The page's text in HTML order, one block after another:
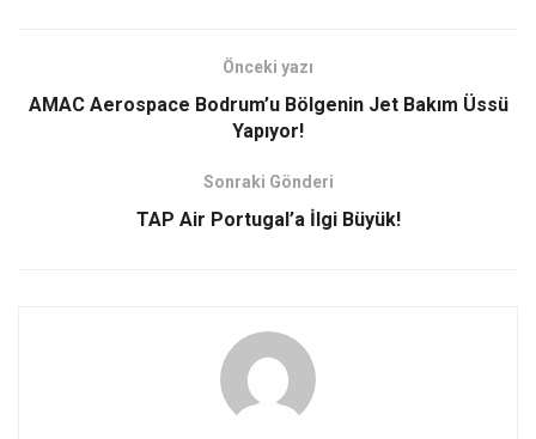
Önceki yazı
AMAC Aerospace Bodrum’u Bölgenin Jet Bakım Üssü
Yapıyor!
Sonraki Gönderi
TAP Air Portugal’a İlgi Büyük!